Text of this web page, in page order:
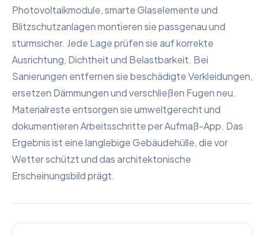
Photovoltaikmodule, smarte Glaselemente und
Blitzschutzanlagen montieren sie passgenau und
sturmsicher. Jede Lage prüfen sie auf korrekte
Ausrichtung, Dichtheit und Belastbarkeit. Bei
Sanierungen entfernen sie beschädigte Verkleidungen,
ersetzen Dämmungen und verschließen Fugen neu.
Materialreste entsorgen sie umweltgerecht und
dokumentieren Arbeitsschritte per Aufmaß-App. Das
Ergebnis ist eine langlebige Gebäudehülle, die vor
Wetter schützt und das architektonische
Erscheinungsbild prägt.